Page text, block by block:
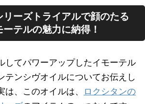
ーズトライアルで顔のたる
テルの魅力に納得！
してパワーアップしたイモーテル
テンシヴオイルについてお伝えし
、このオイルは、
ロクシタンの